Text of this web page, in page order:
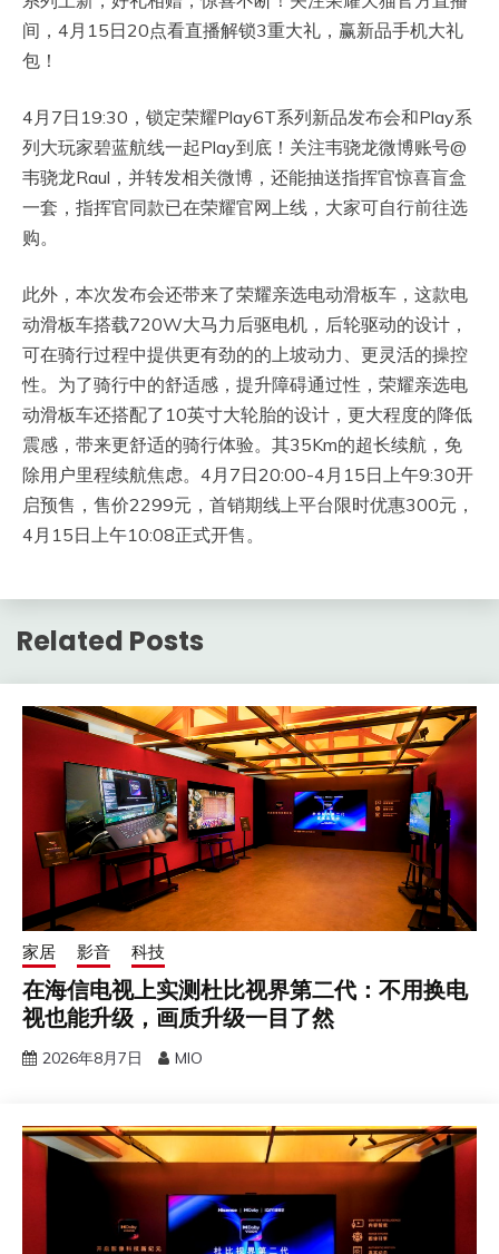
间，4月15日20点看直播解锁3重大礼，赢新品手机大礼
包！
4月7日19:30，锁定荣耀Play6T系列新品发布会和Play系
列大玩家碧蓝航线一起Play到底！关注韦骁龙微博账号@
韦骁龙Raul，并转发相关微博，还能抽送指挥官惊喜盲盒
一套，指挥官同款已在荣耀官网上线，大家可自行前往选
购。
此外，本次发布会还带来了荣耀亲选电动滑板车，这款电
动滑板车搭载720W大马力后驱电机，后轮驱动的设计，
可在骑行过程中提供更有劲的的上坡动力、更灵活的操控
性。为了骑行中的舒适感，提升障碍通过性，荣耀亲选电
动滑板车还搭配了10英寸大轮胎的设计，更大程度的降低
震感，带来更舒适的骑行体验。其35Km的超长续航，免
除用户里程续航焦虑。4月7日20:00-4月15日上午9:30开
启预售，售价2299元，首销期线上平台限时优惠300元，
4月15日上午10:08正式开售。
Related Posts
家居 影音 科技
在海信电视上实测杜比视界第二代：不用换电
视也能升级，画质升级一目了然
2026年8月7日 MIO